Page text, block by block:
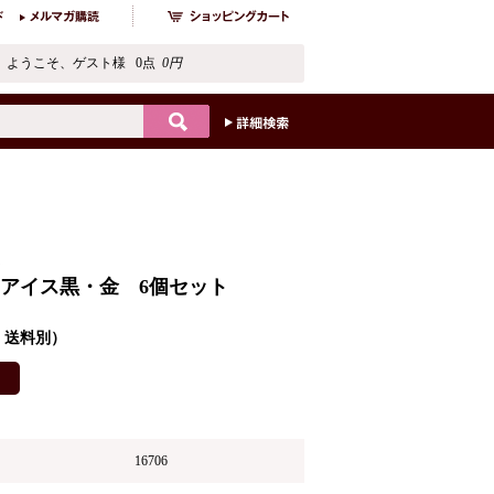
ようこそ、ゲスト様 0点 0円
イス黒・金 6個セット
料別）
16706